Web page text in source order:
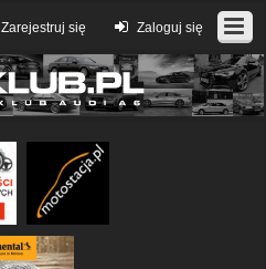
Zaloguj się
Zarejestruj się